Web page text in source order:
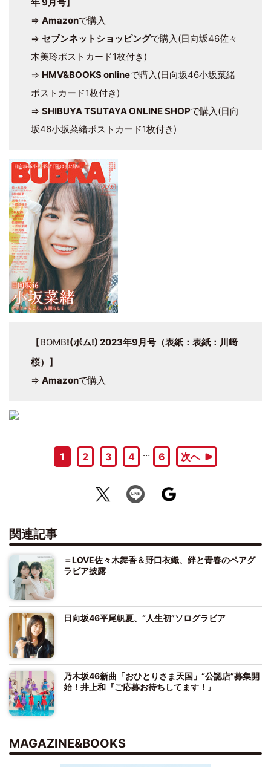
⇒ Amazonで購入
⇒ セブンネットショッピングで購入(日向坂46佐々
木美玲ポストカード1枚付き)
⇒ HMV&BOOKS onlineで購入(日向坂46小坂菜緒
ポストカード1枚付き)
⇒ SHIBUYA TSUTAYA ONLINE SHOPで購入(日向
坂46小坂菜緒ポストカード1枚付き)
【BOMB!(ボム!) 2023年9月号（表紙：表紙：川﨑
桜） 】
⇒ Amazonで購入
1 2 3 4 … 6 次へ
関連記事
＝LOVE佐々木舞香＆野口衣織、絆と青春のペアグ
ラビア披露
日向坂46平尾帆夏、“人生初”ソログラビア
乃木坂46新曲「おひとりさま天国」“公認店”募集開
始！井上和『ご応募お待ちしてます！』
MAGAZINE&BOOKS